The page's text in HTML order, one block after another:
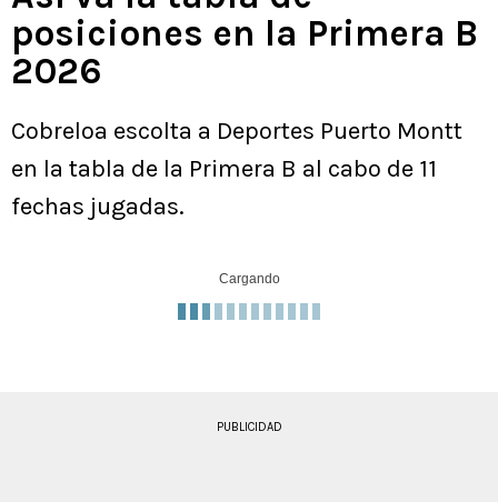
posiciones en la Primera B
2026
Cobreloa escolta a Deportes Puerto Montt
en la tabla de la Primera B al cabo de 11
fechas jugadas.
Cargando
PUBLICIDAD